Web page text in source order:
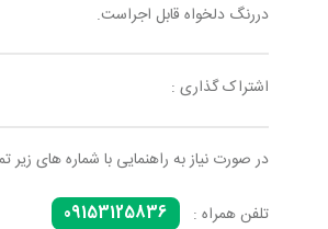
دررنگ دلخواه قابل اجراست.
اشتراک گذاری :
در صورت نیاز به راهنمایی با شماره های زیر
تلفن همراه :
09153125836